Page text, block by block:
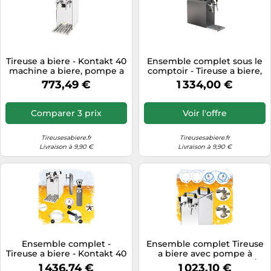
Tireuse a biere - Kontakt 40
machine a biere, pompe a
biere 2 ligne, 50 litres/h,
Green Line
773,49 €
Comparer 3 prix
Tireusesabiere.fr
Livraison à 9,90 €
Ensemble complet sous le
comptoir - Tireuse a biere,
Machine a biere, Pompe à
bière, Distributeur biere,
refroidisseur à sec STREAM
50K avec pompe, 2
EDITION
1 334,00 €
Voir l'offre
Tireusesabiere.fr
Livraison à 9,90 €
Ensemble complet -
Tireuse a biere - Kontakt 40
machine a biere, pompe a
1 436,74 €
Ensemble complet Tireuse
a biere avec pompe à
membrane - Kontakt 40/K
1 023,10 €